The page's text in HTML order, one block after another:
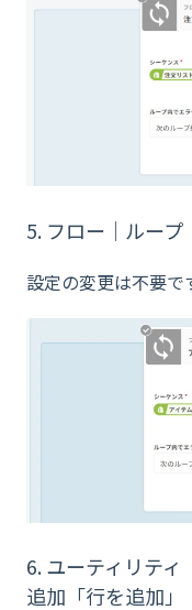
5. フロー｜ループ
設定の変更は不要で
6. ユーティリテ
追加「行を追加」